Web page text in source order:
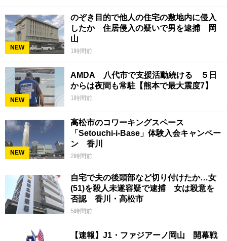
NEW
のぞき目的で他人の住宅の敷地内に侵入
したか 住居侵入の疑いで男を逮捕 岡
山
1時間前
NEW
AMDA 八代市で支援活動続ける ５日
からは夜間も常駐【熊本で最大震度7】
1時間前
NEW
高松市のコワーキングスペース
「Setouchi-i-Base」体験入会キャンペー
ン 香川
2時間前
自宅で夫の後頭部など切り付けたか…女
(51)を殺人未遂容疑で逮捕 女は殺意を
否認 香川・高松市
5時間前
【速報】J1・ファジアーノ岡山 開幕戦